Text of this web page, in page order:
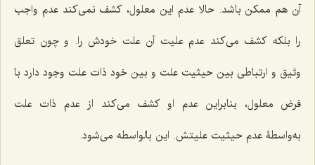
آن هم ممکن باشد. حالا عدم این معلول، کشف نمى‌کند عدم واجب
را بلکه کشف مى‌کند عدم علیت آن علت خودش را. و چون تعلق
وثیق و ارتباطى بین حیثیت علت و بین خود ذات علت وجود دارد با
فرض معلول، بنابراین عدم او کشف مى‌کند از عدم ذات علت
به‌واسطۀ عدم حیثیت علیتش. این بالواسطه می‌شود.